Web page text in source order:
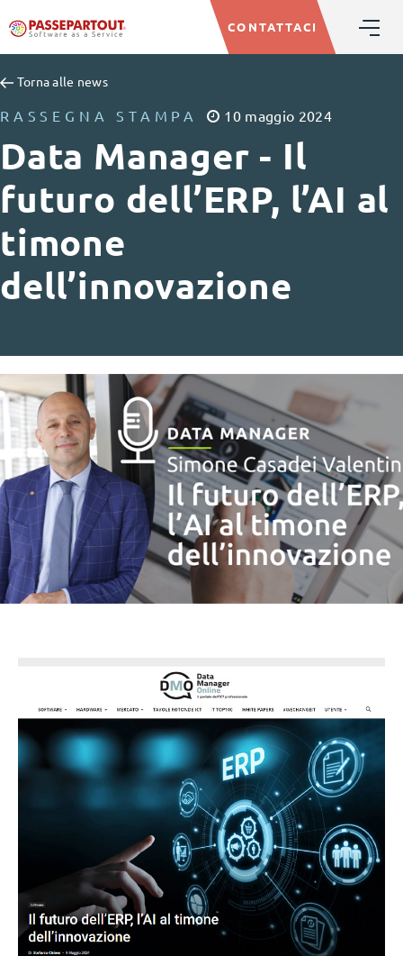
CONTATTACI
Torna alle news
RASSEGNA STAMPA 10 maggio 2024
Data Manager - Il
futuro dell’ERP, l’AI al
timone
dell’innovazione